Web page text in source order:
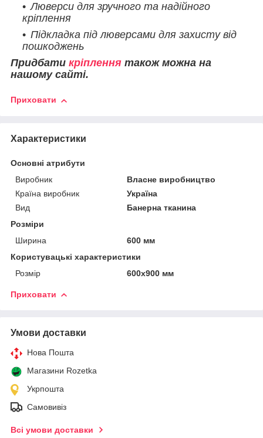
Люверси для зручного та надійного
кріплення
Підкладка під люверсами для захисту від
пошкоджень
Придбати кріплення також можна на
нашому сайті.
Приховати
Характеристики
Основні атрибути
Виробник
Власне виробництво
Країна виробник
Україна
Вид
Банерна тканина
Розміри
Ширина
600 мм
Користувацькі характеристики
Розмір
600х900 мм
Приховати
Умови доставки
Нова Пошта
Магазини Rozetka
Укрпошта
Самовивіз
Всі умови доставки